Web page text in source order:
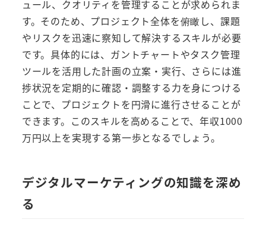
ュール、クオリティを管理することが求められま
す。そのため、プロジェクト全体を俯瞰し、課題
やリスクを迅速に察知して解決するスキルが必要
です。具体的には、ガントチャートやタスク管理
ツールを活用した計画の立案・実行、さらには進
捗状況を定期的に確認・調整する力を身につける
ことで、プロジェクトを円滑に進行させることが
できます。このスキルを高めることで、年収1000
万円以上を実現する第一歩となるでしょう。
デジタルマーケティングの知識を深め
る